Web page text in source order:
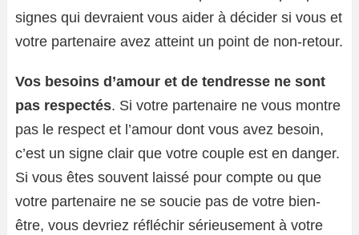
signes qui devraient vous aider à décider si vous et
votre partenaire avez atteint un point de non-retour.
Vos besoins d’amour et de tendresse ne sont
pas respectés. Si votre partenaire ne vous montre
pas le respect et l’amour dont vous avez besoin,
c’est un signe clair que votre couple est en danger.
Si vous êtes souvent laissé pour compte ou que
votre partenaire ne se soucie pas de votre bien-
être, vous devriez réfléchir sérieusement à votre